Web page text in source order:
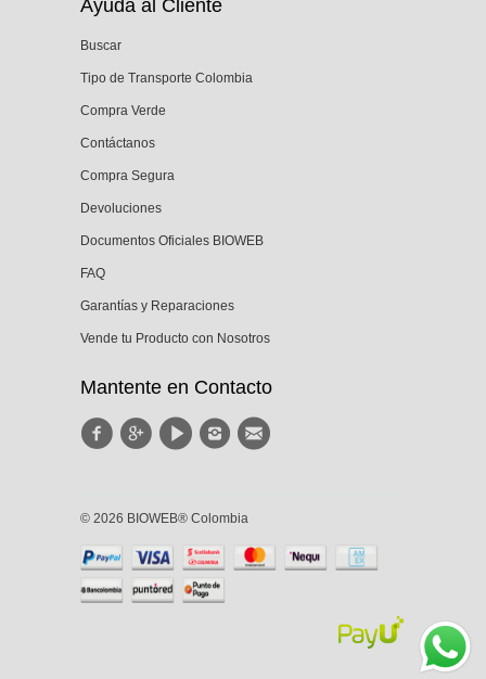
Ayuda al Cliente
Buscar
Tipo de Transporte Colombia
Compra Verde
Contáctanos
Compra Segura
Devoluciones
Documentos Oficiales BIOWEB
FAQ
Garantías y Reparaciones
Vende tu Producto con Nosotros
Mantente en Contacto
© 2026 BIOWEB® Colombia